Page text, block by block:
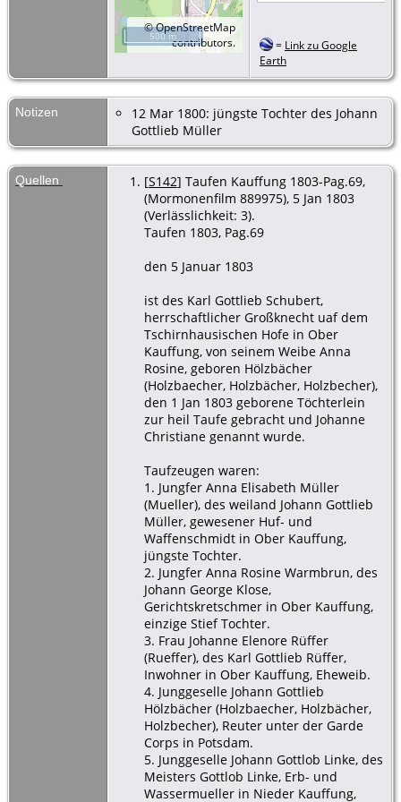
©OpenStreetMap
contributors.
500 m
= Link zu Google
Earth
Notizen
12 Mar 1800: jüngste Tochter des Johann
Gottlieb Müller
Quellen [S142] Taufen Kauffung 1803-Pag.69,
(Mormonenfilm 889975), 5 Jan 1803
(Verlässlichkeit: 3).
Taufen 1803, Pag.69
den 5 Januar 1803
ist des Karl Gottlieb Schubert,
herrschaftlicher Großknecht uaf dem
Tschirnhausischen Hofe in Ober
Kauffung, von seinem Weibe Anna
Rosine, geboren Hölzbächer
(Holzbaecher, Holzbächer, Holzbecher),
den 1 Jan 1803 geborene Töchterlein
zur heil Taufe gebracht und Johanne
Christiane genannt wurde.
Taufzeugen waren:
1. Jungfer Anna Elisabeth Müller
(Mueller), des weiland Johann Gottlieb
Müller, gewesener Huf- und
Waffenschmidt in Ober Kauffung,
jüngste Tochter.
2. Jungfer Anna Rosine Warmbrun, des
Johann George Klose,
Gerichtskretschmer in Ober Kauffung,
einzige Stief Tochter.
3. Frau Johanne Elenore Rüffer
(Rueffer), des Karl Gottlieb Rüffer,
Inwohner in Ober Kauffung, Eheweib.
4. Junggeselle Johann Gottlieb
Hölzbächer (Holzbaecher, Holzbächer,
Holzbecher), Reuter unter der Garde
Corps in Potsdam.
5. Junggeselle Johann Gottlob Linke, des
Meisters Gottlob Linke, Erb- und
Wassermueller in Nieder Kauffung,